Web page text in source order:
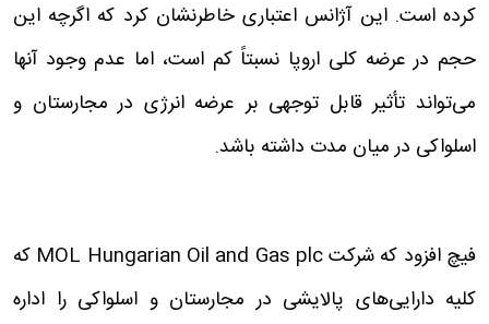
کرده است. این آژانس اعتباری خاطرنشان کرد که اگرچه این
حجم در عرضه کلی اروپا نسبتاً کم است، اما عدم وجود آنها
می‌تواند تأثیر قابل توجهی بر عرضه انرژی در مجارستان و
اسلواکی در میان مدت داشته باشد.
فیچ افزود که شرکت MOL Hungarian Oil and Gas plc که
کلیه دارایی‌های پالایشی در مجارستان و اسلواکی را اداره